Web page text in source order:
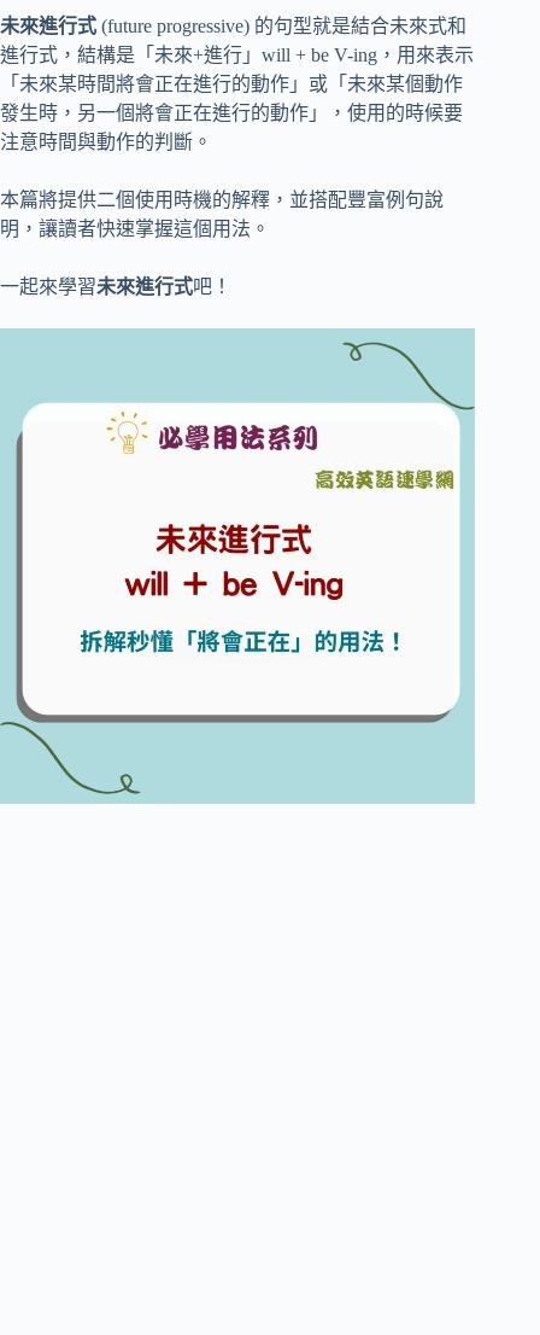
未來進行式 (future progressive) 的句型就是結合未來式和
進行式，結構是「未來+進行」will + be V-ing，用來表示
「未來某時間將會正在進行的動作」或「未來某個動作
發生時，另一個將會正在進行的動作」，使用的時候要
注意時間與動作的判斷。
本篇將提供二個使用時機的解釋，並搭配豐富例句說
明，讓讀者快速掌握這個用法。
一起來學習未來進行式吧！